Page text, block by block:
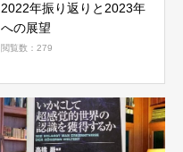
2022年振り返りと2023年
への展望
閲覧数：279